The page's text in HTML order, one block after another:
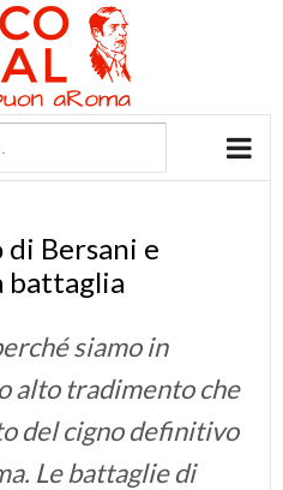
di Bersani e
battaglia
siamo in
alto tradimento che
del cigno definitivo
Le battaglie di